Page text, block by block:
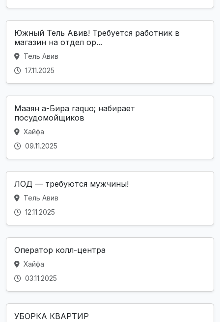
Южный Тель Авив! Требуется работник в
магазин на отдел ор...
Тель Авив
17.11.2025
Мааян а-Бира raquo; набирает
посудомойщиков
Хайфа
09.11.2025
ЛОД — требуются мужчины!
Тель Авив
12.11.2025
Оператор колл-центра
Хайфа
03.11.2025
УБОРКА КВАРТИР